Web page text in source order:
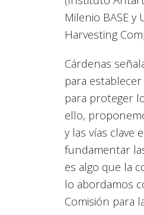
Milenio BASE y
Harvesting
Cárdenas
para
para proteger
ello,
y las vías clave
fundamentar
es algo que la
lo abordamos
Comisión para